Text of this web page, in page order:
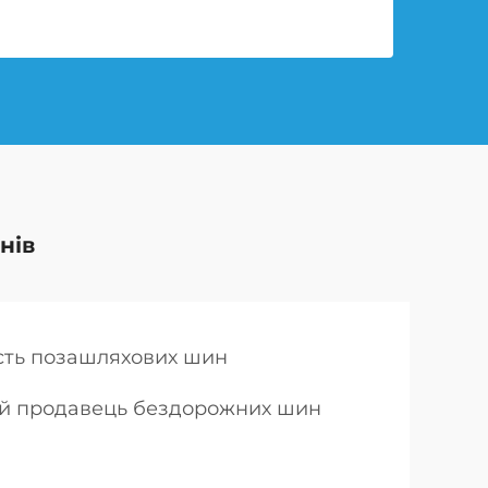
позашляхових шин
продавець бездорожних шин